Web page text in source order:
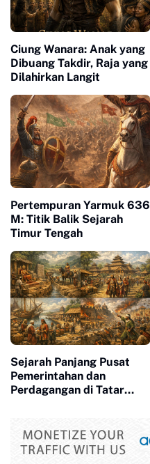
Ciung Wanara: Anak yang
Dibuang Takdir, Raja yang
Dilahirkan Langit
Pertempuran Yarmuk 636
M: Titik Balik Sejarah
Timur Tengah
Sejarah Panjang Pusat
Pemerintahan dan
Perdagangan di Tatar